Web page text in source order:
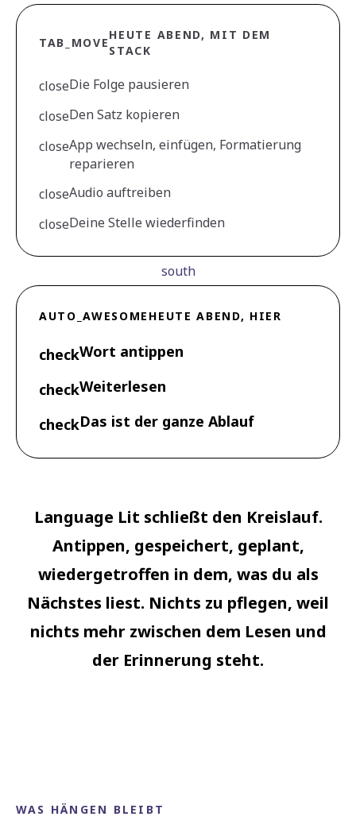
TAB_MOVE
HEUTE ABEND, MIT DEM
STACK
closeDie Folge pausieren
closeDen Satz kopieren
closeApp wechseln, einfügen, Formatierung
reparieren
closeAudio auftreiben
closeDeine Stelle wiederfinden
south
AUTO_AWESOME HEUTE ABEND, HIER
checkWort antippen
checkWeiterlesen
checkDas ist der ganze Ablauf
Language Lit schließt den Kreislauf.
Antippen, gespeichert, geplant,
wiedergetroffen in dem, was du als
Nächstes liest. Nichts zu pflegen, weil
nichts mehr zwischen dem Lesen und
der Erinnerung steht.
WAS HÄNGEN BLEIBT